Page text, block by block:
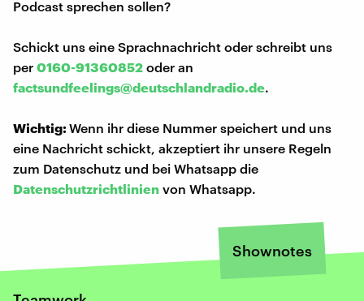
Podcast sprechen sollen?
Schickt uns eine Sprachnachricht oder schreibt uns
per 0160-91360852 oder an
factsundfeelings@deutschlandradio.de.
Wichtig:Wenn ihr diese Nummer speichert und uns
eine Nachricht schickt, akzeptiert ihr unsere Regeln
zum Datenschutz und bei Whatsapp die
Datenschutzrichtlinien von Whatsapp.
Shownotes